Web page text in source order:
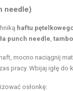
needle)
haftu
punch needle
mocno naciągnij
pracy. Wbijaj igłę
osłonkę: